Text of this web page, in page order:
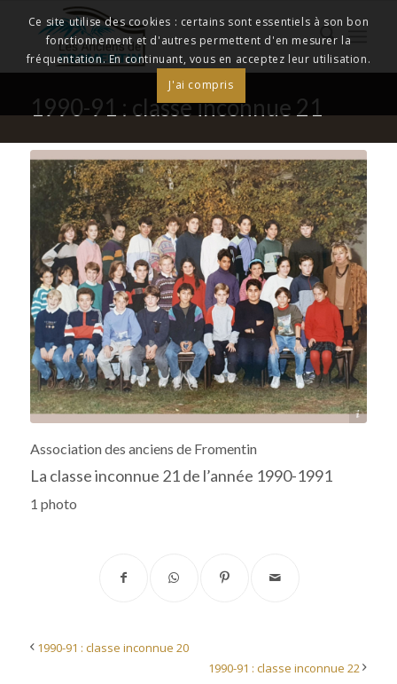
1990-91 : classe inconnue 21
Archives départementales 17
Association des anciens de Fromentin
La classe inconnue 21 de l’année 1990-1991
1 photo
1990-91 : classe inconnue 20
1990-91 : classe inconnue 22
Ce site utilise des cookies : certains sont essentiels à son bon
fonctionnement et d'autres permettent d'en mesurer la
fréquentation. En continuant, vous en acceptez leur utilisation.
J'ai compris